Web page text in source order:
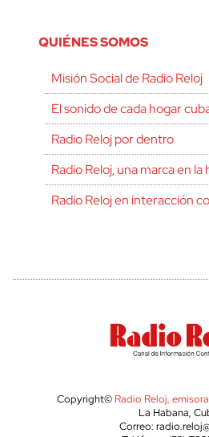
QUIÉNES SOMOS
Misión Social de Radio Reloj
El sonido de cada hogar
Radio Reloj por dentro
Radio Reloj, una marca en
Radio Reloj en interacción
Copyright© Radio Reloj,
La Habana,
Correo: